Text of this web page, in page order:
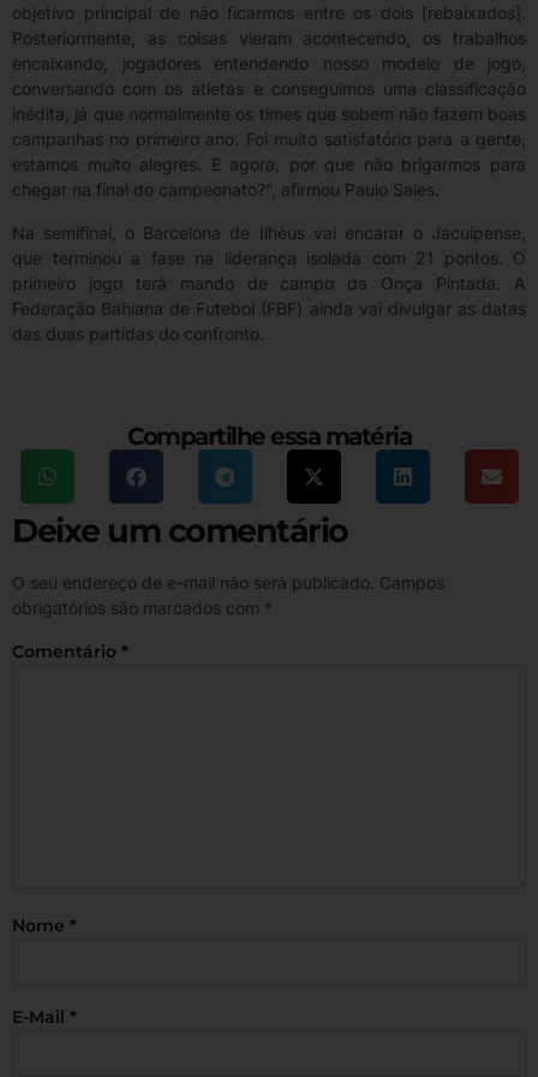
objetivo principal de não ficarmos entre os dois [rebaixados].
Posteriormente, as coisas vieram acontecendo, os trabalhos
encaixando, jogadores entendendo nosso modelo de jogo,
conversando com os atletas e conseguimos uma classificação
inédita, já que normalmente os times que sobem não fazem boas
campanhas no primeiro ano. Foi muito satisfatório para a gente,
estamos muito alegres. E agora, por que não brigarmos para
chegar na final do campeonato?”, afirmou Paulo Sales.
Na semifinal, o Barcelona de Ilhéus vai encarar o Jacuipense,
que terminou a fase na liderança isolada com 21 pontos. O
primeiro jogo terá mando de campo da Onça Pintada. A
Federação Bahiana de Futebol (FBF) ainda vai divulgar as datas
das duas partidas do confronto.
Compartilhe essa matéria
Deixe um comentário
O seu endereço de e-mail não será publicado. Campos
obrigatórios são marcados com *
Comentário *
Nome *
E-Mail *